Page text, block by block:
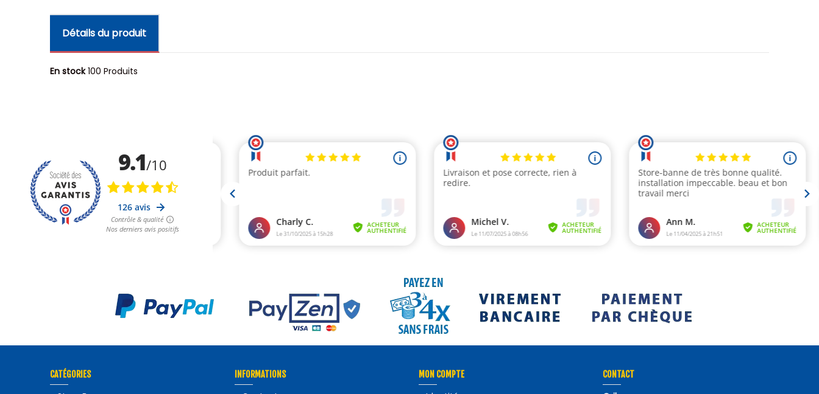
Détails du produit
En stock 100 Produits
CATÉGORIES INFORMATIONS MON COMPTE CONTACT